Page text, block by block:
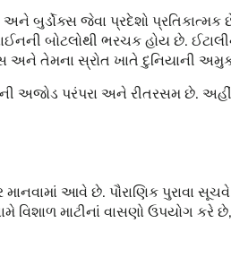
બુર્ડોક્સ જેવા પ્રદેશો
બોટલોથી ભરચક હોય છે.
અને તેમના સ્રોત ખાતે દુનિયાની
અજોડ પરંપરા અને રીતરસમ છે.
માનવામાં આવે છે. પૌરાણિક પુરાવા
વિશાળ માટીનાં વાસણો ઉપયોગ